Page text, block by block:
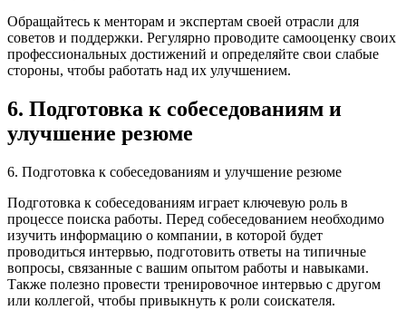
Обращайтесь к менторам и экспертам своей отрасли для
советов и поддержки. Регулярно проводите самооценку своих
профессиональных достижений и определяйте свои слабые
стороны, чтобы работать над их улучшением.
6. Подготовка к собеседованиям и
улучшение резюме
6. Подготовка к собеседованиям и улучшение резюме
Подготовка к собеседованиям играет ключевую роль в
процессе поиска работы. Перед собеседованием необходимо
изучить информацию о компании, в которой будет
проводиться интервью, подготовить ответы на типичные
вопросы, связанные с вашим опытом работы и навыками.
Также полезно провести тренировочное интервью с другом
или коллегой, чтобы привыкнуть к роли соискателя.